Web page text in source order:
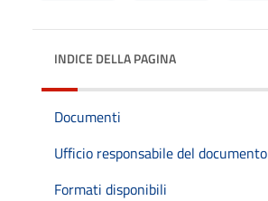
INDICE DELLA PAGINA
Documenti
Ufficio responsabile del documento
Formati disponibili